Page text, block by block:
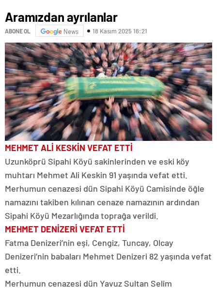
Aramızdan ayrılanlar
ABONE OL News 18 Kasım 2025 16:21
MEHMET ALİ KESKİN VEFAT ETTİ
Uzunköprü Sipahi Köyü sakinlerinden ve eski köy
muhtarı Mehmet Ali Keskin 91 yaşında vefat etti.
Merhumun cenazesi dün Sipahi Köyü Camisinde öğle
namazını takiben kılınan cenaze namazının ardından
Sipahi Köyü Mezarlığında toprağa verildi.
MEHMET DENİZERİ VEFAT ETTİ
Fatma Denizeri’nin eşi, Cengiz, Tuncay, Olcay
Denizeri’nin babaları Mehmet Denizeri 82 yaşında vefat
etti.
Merhumun cenazesi dün Yavuz Sultan Selim